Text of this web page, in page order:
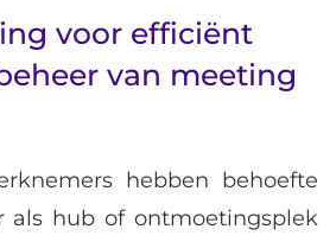
voor efficiënt
van meeting
hebben behoefte
als hub of ontmoetingsplek